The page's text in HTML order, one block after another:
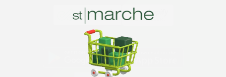
Baixe nosso app